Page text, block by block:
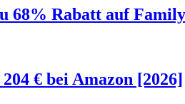
68% Rabatt auf
€ bei Amazon [2026]